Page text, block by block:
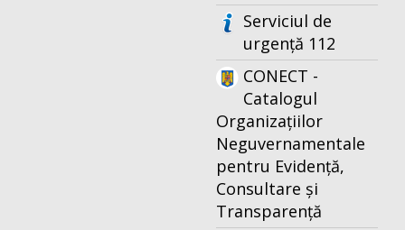
Serviciul de
urgență 112
CONECT -
Catalogul
Organizațiilor
Neguvernamentale
pentru Evidență,
Consultare și
Transparență